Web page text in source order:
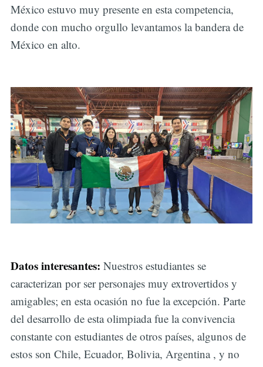
México estuvo muy presente en esta competencia,
donde con mucho orgullo levantamos la bandera de
México en alto.
Datos interesantes: Nuestros estudiantes se
caracterizan por ser personajes muy extrovertidos y
amigables; en esta ocasión no fue la excepción. Parte
del desarrollo de esta olimpiada fue la convivencia
constante con estudiantes de otros países, algunos de
estos son Chile, Ecuador, Bolivia, Argentina , y no